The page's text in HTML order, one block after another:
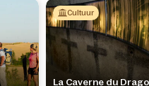
Cultuur
La Caverne du